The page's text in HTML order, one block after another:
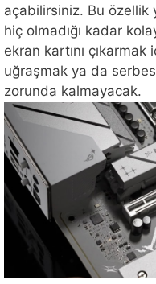
açabilirsiniz. Bu özellik
hiç olmadığı kadar
ekran kartını
uğraşmak ya da
zorunda kalmayacak.